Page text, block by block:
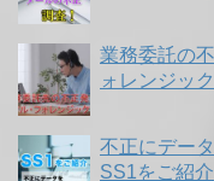
業務委託の
ォレンジッ
不正にデー
SS1をご紹介